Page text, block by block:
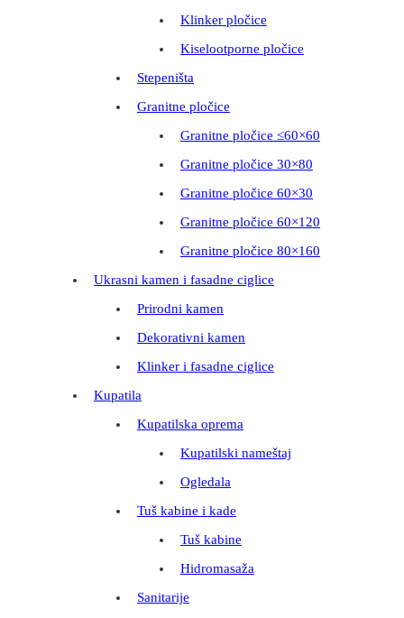
Klinker pločice
Kiselootporne pločice
Stepeništa
Granitne pločice
Granitne pločice ≤60×60
Granitne pločice 30×80
Granitne pločice 60×30
Granitne pločice 60×120
Granitne pločice 80×160
Ukrasni kamen i fasadne ciglice
Prirodni kamen
Dekorativni kamen
Klinker i fasadne ciglice
Kupatila
Kupatilska oprema
Kupatilski nameštaj
Ogledala
Tuš kabine i kade
Tuš kabine
Hidromasaža
Sanitarije